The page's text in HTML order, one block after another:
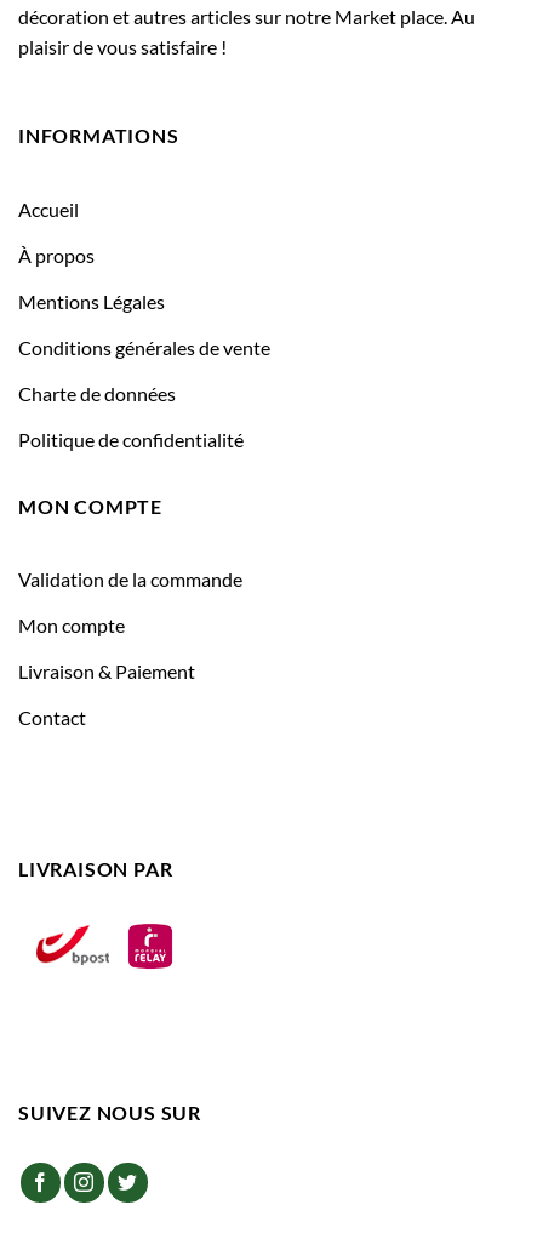
décoration et autres articles sur notre Market place. Au
plaisir de vous satisfaire !
INFORMATIONS
Accueil
À propos
Mentions Légales
Conditions générales de vente
Charte de données
Politique de confidentialité
MON COMPTE
Validation de la commande
Mon compte
Livraison & Paiement
Contact
LIVRAISON PAR
SUIVEZ NOUS SUR